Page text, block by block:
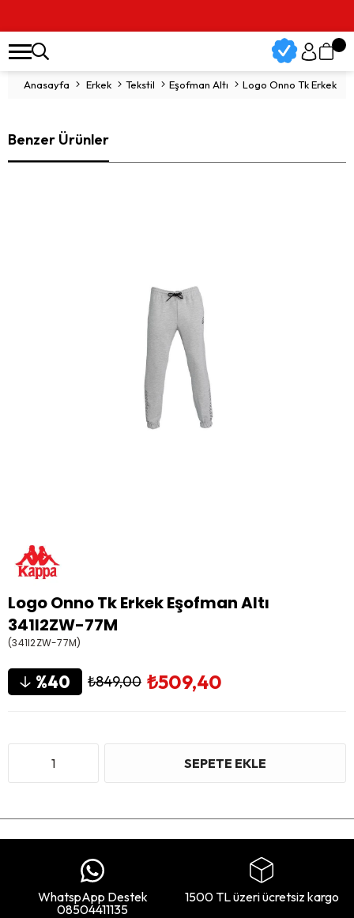
Anasayfa Erkek Tekstil Eşofman Altı Logo Onno Tk Erkek
Benzer Ürünler
Logo Onno Tk Erkek Eşofman Altı
341I2ZW-77M
(341I2ZW-77M)
40 ₺849,00 ₺509,40
WhatspApp Destek
08504411135
1500 TL üzeri ücretsiz kargo